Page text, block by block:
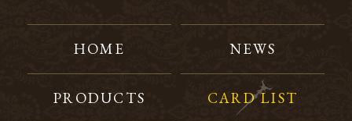
HOME NEWS
PRODUCTS CARD LIST